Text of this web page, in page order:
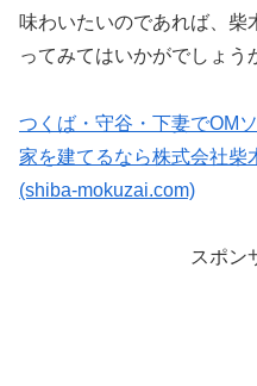
味わいたいのであれば、柴
ってみてはいかがでしょう
つくば・守谷・下妻でOM
家を建てるなら株式会社柴
(shiba-mokuzai.com)
スポン